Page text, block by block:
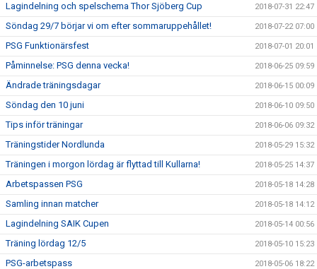
Lagindelning och spelschema Thor Sjöberg Cup 2018-07-31 22:47
Söndag 29/7 börjar vi om efter sommaruppehållet! 2018-07-22 07:00
PSG Funktionärsfest 2018-07-01 20:01
Påminnelse: PSG denna vecka! 2018-06-25 09:59
Ändrade träningsdagar 2018-06-15 00:09
Söndag den 10 juni 2018-06-10 09:50
Tips inför träningar 2018-06-06 09:32
Träningstider Nordlunda 2018-05-29 15:32
Träningen i morgon lördag är flyttad till Kullarna! 2018-05-25 14:37
Arbetspassen PSG 2018-05-18 14:28
Samling innan matcher 2018-05-18 14:12
Lagindelning SAIK Cupen 2018-05-14 00:56
Träning lördag 12/5 2018-05-10 15:23
PSG-arbetspass 2018-05-06 18:22